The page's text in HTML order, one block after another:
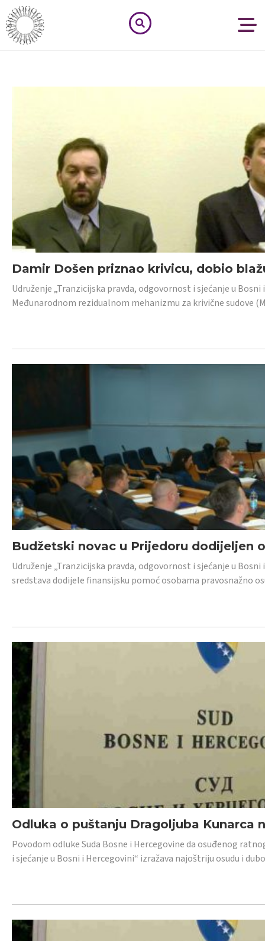
Damir Došen priznao krivicu, dobio
Udruženje „Tranzicijska pravda, odgovornost i sjećanje u
Međunarodnom rezidualnom mehanizmu za krivične sudove
Budžetski novac u Prijedoru dodijeljen
Udruženje „Tranzicijska pravda, odgovornost i sjećanje u
sredstava dodijele finansijsku pomoć osobama pravosnažno
Odluka o puštanju Dragoljuba Kunarca
Povodom odluke Suda Bosne i Hercegovine da osuđenog
i sjećanje u Bosni i Hercegovini“ izražava najoštriju osudu i